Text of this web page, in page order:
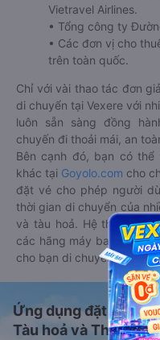
Vietravel Airlines.
• Tổng công ty
• Các đơn vị cho
trên toàn quốc.
Chỉ với vài thao tác đơn
di chuyển tại Vexere với
luôn sẵn sàng đồng
chuyến đi thoải mái, an
Bên cạnh đó, bạn có
khác tại Goyolo.com cho
đặt vé cho phép người
thời gian di chuyển của
và tàu hoả. Hệ thống
các hãng máy bay, xe
cho bạn di chuyển.
Ứng dụng đặt vé Xe
Tàu hoả và Thuê xe